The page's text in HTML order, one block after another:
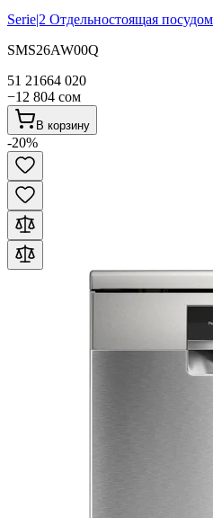
Serie|2 Отдельностоящая
SMS26AW00Q
51 21664 020
−12 804 сом
В корзину
-20%